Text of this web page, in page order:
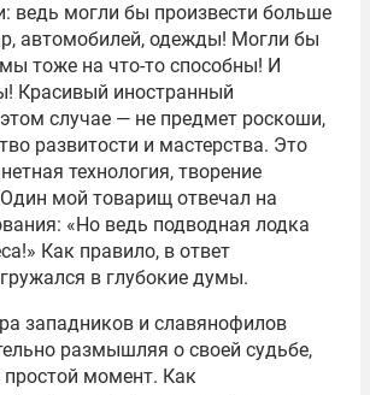
ведь могли бы произвести больше
автомобилей, одежды! Могли бы
тоже на что-то способны! И
Красивый иностранный
случае — не предмет роскоши,
развитости и мастерства. Это
технология, творение
мой товарищ отвечал на
«Но ведь подводная лодка
Как правило, в ответ
в глубокие думы.
западников и славянофилов
размышляя о своей судьбе,
простой момент. Как